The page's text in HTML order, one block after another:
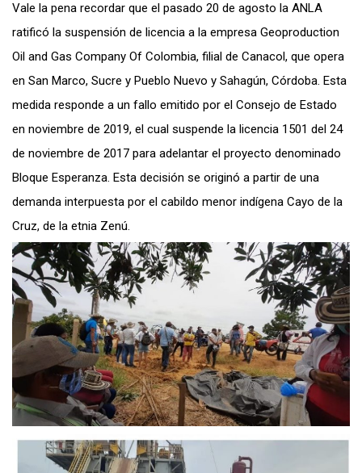
Vale la pena recordar que el pasado 20 de agosto la ANLA
ratificó la suspensión de licencia a la empresa Geoproduction
Oil and Gas Company Of Colombia, filial de Canacol, que opera
en San Marco, Sucre y Pueblo Nuevo y Sahagún, Córdoba. Esta
medida responde a un fallo emitido por el Consejo de Estado
en noviembre de 2019, el cual suspende la licencia 1501 del 24
de noviembre de 2017 para adelantar el proyecto denominado
Bloque Esperanza. Esta decisión se originó a partir de una
demanda interpuesta por el cabildo menor indígena Cayo de la
Cruz, de la etnia Zenú.